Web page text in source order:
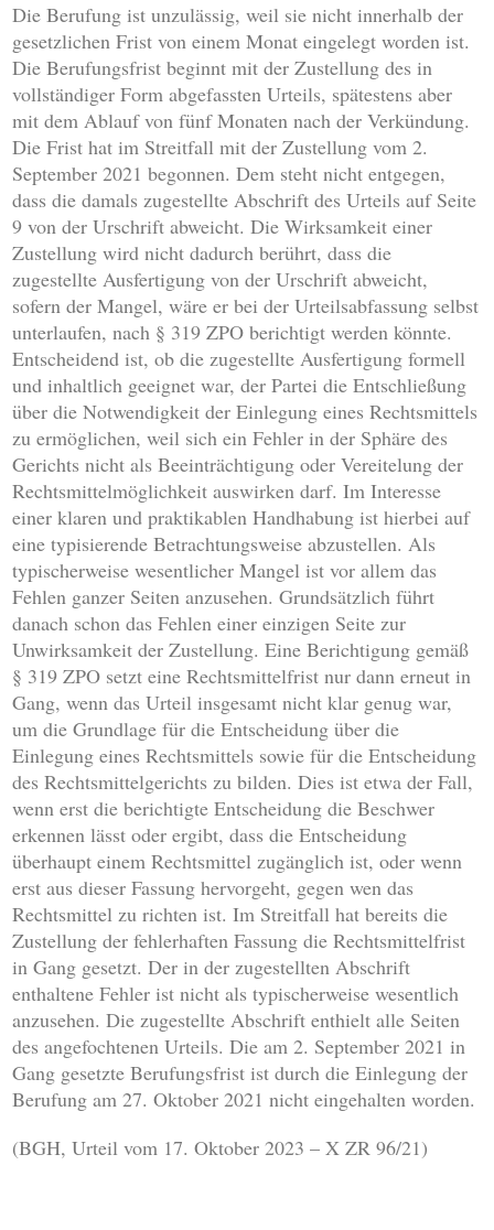
Die Berufung ist unzulässig, weil sie nicht innerhalb der
gesetzlichen Frist von einem Monat eingelegt worden ist.
Die Berufungsfrist beginnt mit der Zustellung des in
vollständiger Form abgefassten Urteils, spätestens aber
mit dem Ablauf von fünf Monaten nach der Verkündung.
Die Frist hat im Streitfall mit der Zustellung vom 2.
September 2021 begonnen. Dem steht nicht entgegen,
dass die damals zugestellte Abschrift des Urteils auf Seite
9 von der Urschrift abweicht. Die Wirksamkeit einer
Zustellung wird nicht dadurch berührt, dass die
zugestellte Ausfertigung von der Urschrift abweicht,
sofern der Mangel, wäre er bei der Urteilsabfassung selbst
unterlaufen, nach § 319 ZPO berichtigt werden könnte.
Entscheidend ist, ob die zugestellte Ausfertigung formell
und inhaltlich geeignet war, der Partei die Entschließung
über die Notwendigkeit der Einlegung eines Rechtsmittels
zu ermöglichen, weil sich ein Fehler in der Sphäre des
Gerichts nicht als Beeinträchtigung oder Vereitelung der
Rechtsmittelmöglichkeit auswirken darf. Im Interesse
einer klaren und praktikablen Handhabung ist hierbei auf
eine typisierende Betrachtungsweise abzustellen. Als
typischerweise wesentlicher Mangel ist vor allem das
Fehlen ganzer Seiten anzusehen. Grundsätzlich führt
danach schon das Fehlen einer einzigen Seite zur
Unwirksamkeit der Zustellung. Eine Berichtigung gemäß
§ 319 ZPO setzt eine Rechtsmittelfrist nur dann erneut in
Gang, wenn das Urteil insgesamt nicht klar genug war,
um die Grundlage für die Entscheidung über die
Einlegung eines Rechtsmittels sowie für die Entscheidung
des Rechtsmittelgerichts zu bilden. Dies ist etwa der Fall,
wenn erst die berichtigte Entscheidung die Beschwer
erkennen lässt oder ergibt, dass die Entscheidung
überhaupt einem Rechtsmittel zugänglich ist, oder wenn
erst aus dieser Fassung hervorgeht, gegen wen das
Rechtsmittel zu richten ist. Im Streitfall hat bereits die
Zustellung der fehlerhaften Fassung die Rechtsmittelfrist
in Gang gesetzt. Der in der zugestellten Abschrift
enthaltene Fehler ist nicht als typischerweise wesentlich
anzusehen. Die zugestellte Abschrift enthielt alle Seiten
des angefochtenen Urteils. Die am 2. September 2021 in
Gang gesetzte Berufungsfrist ist durch die Einlegung der
Berufung am 27. Oktober 2021 nicht eingehalten worden.
(BGH, Urteil vom 17. Oktober 2023 – X ZR 96/21)